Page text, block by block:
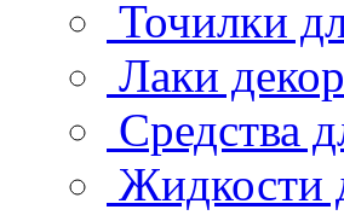
Точилки
Лаки
Средства
Жидкости